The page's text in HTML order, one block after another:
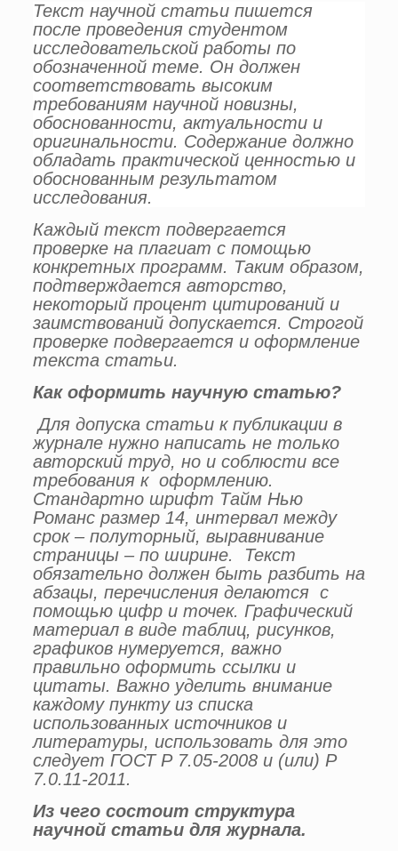
Текст научной статьи пишется
после проведения студентом
исследовательской работы по
обозначенной теме. Он должен
соответствовать высоким
требованиям научной новизны,
обоснованности, актуальности и
оригинальности. Содержание должно
обладать практической ценностью и
обоснованным результатом
исследования.
Каждый текст подвергается
проверке на плагиат с помощью
конкретных программ. Таким образом,
подтверждается авторство,
некоторый процент цитирований и
заимствований допускается. Строгой
проверке подвергается и оформление
текста статьи.
Как оформить научную статью?
Для допуска статьи к публикации в
журнале нужно написать не только
авторский труд, но и соблюсти все
требования к оформлению.
Стандартно шрифт Тайм Нью
Романс размер 14, интервал между
срок – полуторный, выравнивание
страницы – по ширине. Текст
обязательно должен быть разбить на
абзацы, перечисления делаются с
помощью цифр и точек. Графический
материал в виде таблиц, рисунков,
графиков нумеруется, важно
правильно оформить ссылки и
цитаты. Важно уделить внимание
каждому пункту из списка
использованных источников и
литературы, использовать для это
следует ГОСТ Р 7.05-2008 и (или) Р
7.0.11-2011.
Из чего состоит структура
научной статьи для журнала.